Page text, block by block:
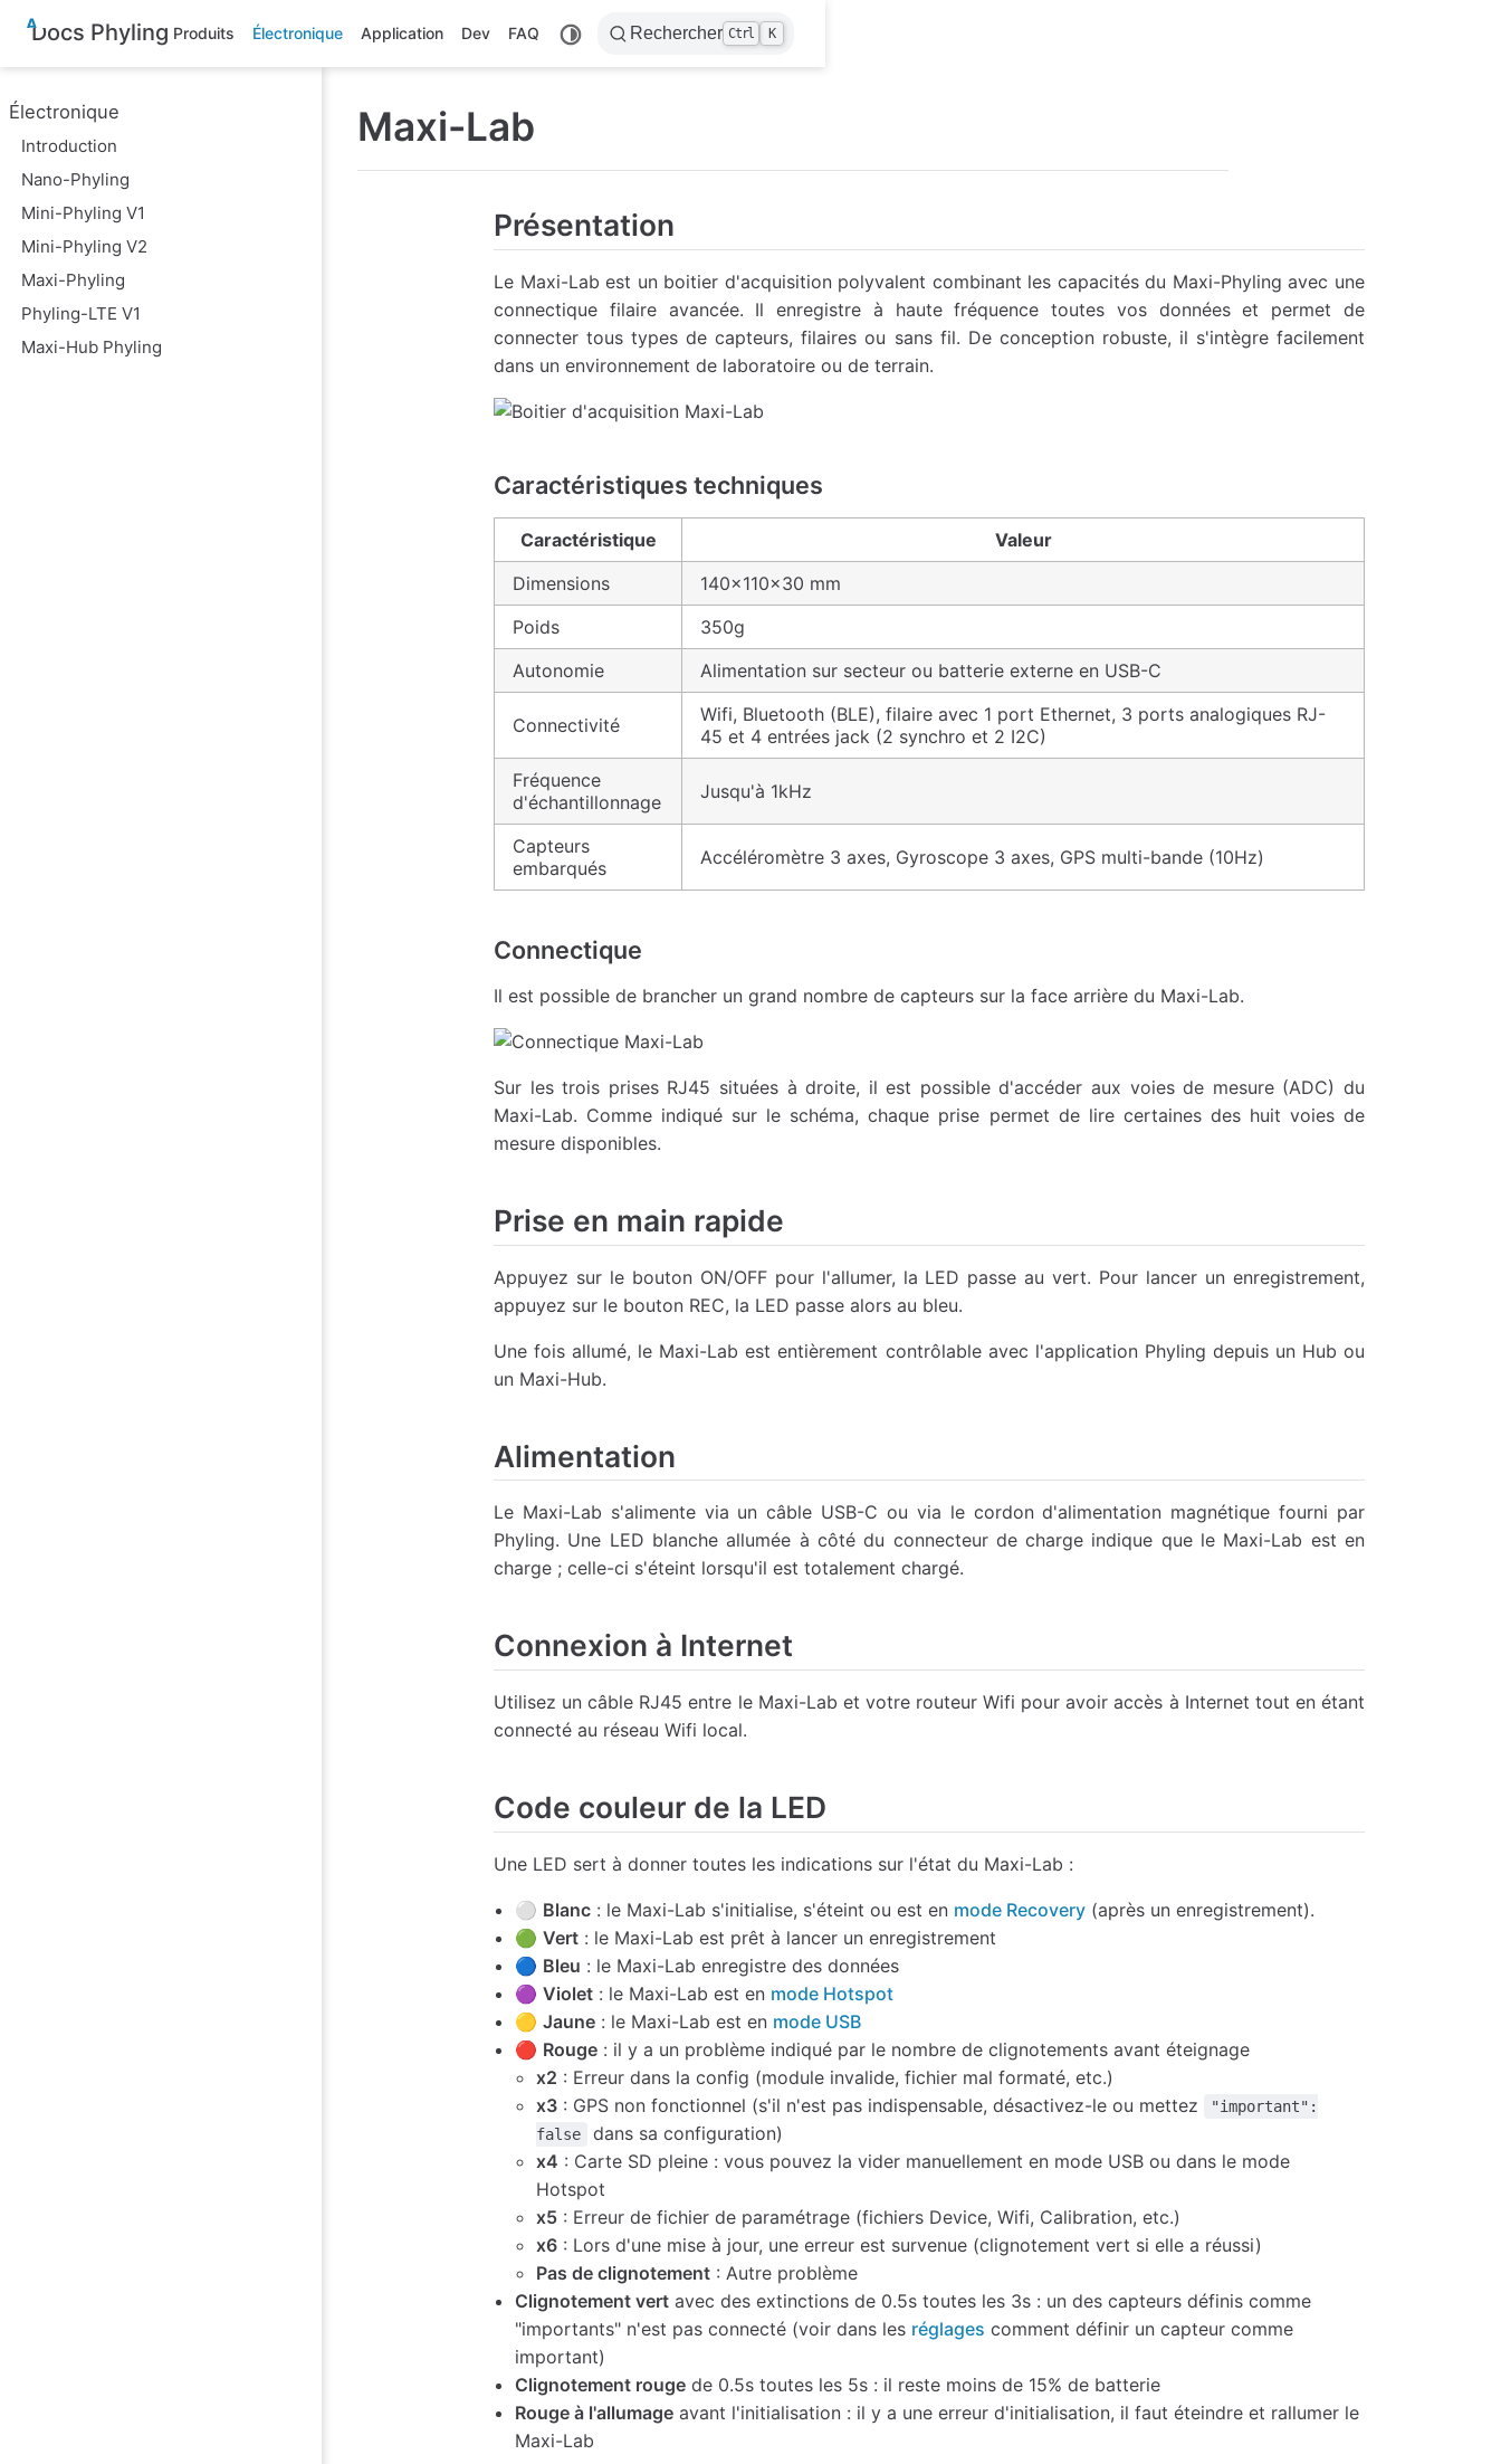
A
a
u
c
o
t
n
u
p
r
n
Docs Phyling Produits Électronique Application Dev FAQ Rechercher Ctrl K
Électronique
Introduction
Nano-Phyling
Mini-Phyling V1
Mini-Phyling V2
Maxi-Phyling
Phyling-LTE V1
Maxi-Hub Phyling
Maxi-Lab
Présentation
Le Maxi-Lab est un boitier d'acquisition polyvalent combinant les capacités du Maxi-Phyling avec une
connectique filaire avancée. Il enregistre à haute fréquence toutes vos données et permet de
connecter tous types de capteurs, filaires ou sans fil. De conception robuste, il s'intègre facilement
dans un environnement de laboratoire ou de terrain.
Caractéristiques techniques
Caractéristique
Valeur
Dimensions
140x110x30 mm
Poids
350g
Autonomie
Alimentation sur secteur ou batterie externe en USB-C
Connectivité
Wifi, Bluetooth (BLE), filaire avec 1 port Ethernet, 3 ports analogiques RJ-
45 et 4 entrées jack (2 synchro et 2 I2C)
Fréquence
d'échantillonnage
Jusqu'à 1kHz
Capteurs
embarqués
Accéléromètre 3 axes, Gyroscope 3 axes, GPS multi-bande (10Hz)
Connectique
Il est possible de brancher un grand nombre de capteurs sur la face arrière du Maxi-Lab.
Sur les trois prises RJ45 situées à droite, il est possible d'accéder aux voies de mesure (ADC) du
Maxi-Lab. Comme indiqué sur le schéma, chaque prise permet de lire certaines des huit voies de
mesure disponibles.
Prise en main rapide
Appuyez sur le bouton ON/OFF pour l'allumer, la LED passe au vert. Pour lancer un enregistrement,
appuyez sur le bouton REC, la LED passe alors au bleu.
Une fois allumé, le Maxi-Lab est entièrement contrôlable avec l'application Phyling depuis un Hub ou
un Maxi-Hub.
Alimentation
Le Maxi-Lab s'alimente via un câble USB-C ou via le cordon d'alimentation magnétique fourni par
Phyling. Une LED blanche allumée à côté du connecteur de charge indique que le Maxi-Lab est en
charge ; celle-ci s'éteint lorsqu'il est totalement chargé.
Connexion à Internet
Utilisez un câble RJ45 entre le Maxi-Lab et votre routeur Wifi pour avoir accès à Internet tout en étant
connecté au réseau Wifi local.
Code couleur de la LED
Une LED sert à donner toutes les indications sur l'état du Maxi-Lab :
⚪ Blanc : le Maxi-Lab s'initialise, s'éteint ou est en mode Recovery (après un enregistrement).
🟢Vert : le Maxi-Lab est prêt à lancer un enregistrement
🔵 Bleu : le Maxi-Lab enregistre des données
🟣Violet : le Maxi-Lab est en mode Hotspot
🟡Jaune : le Maxi-Lab est en mode USB
🔴 Rouge : il y a un problème indiqué par le nombre de clignotements avant éteignage
x2 : Erreur dans la config (module invalide, fichier mal formaté, etc.)
x3 : GPS non fonctionnel (s'il n'est pas indispensable, désactivez-le ou mettez
"important":
false
dans sa configuration)
x4 : Carte SD pleine : vous pouvez la vider manuellement en mode USB ou dans le mode
Hotspot
x5 : Erreur de fichier de paramétrage (fichiers Device, Wifi, Calibration, etc.)
x6 : Lors d'une mise à jour, une erreur est survenue (clignotement vert si elle a réussi)
Pas de clignotement : Autre problème
Clignotement vert avec des extinctions de 0.5s toutes les 3s : un des capteurs définis comme
"importants" n'est pas connecté (voir dans les réglages comment définir un capteur comme
important)
Clignotement rouge de 0.5s toutes les 5s : il reste moins de 15% de batterie
Rouge à l'allumage avant l'initialisation : il y a une erreur d'initialisation, il faut éteindre et rallumer le
Maxi-Lab